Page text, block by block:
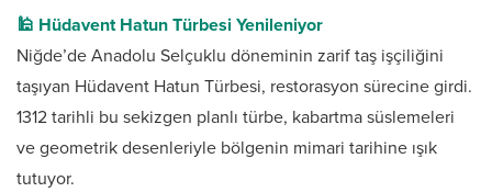
🕌 Hüdavent Hatun Türbesi Yenileniyor
Niğde’de Anadolu Selçuklu döneminin zarif taş işçiliğini
taşıyan Hüdavent Hatun Türbesi, restorasyon sürecine girdi.
1312 tarihli bu sekizgen planlı türbe, kabartma süslemeleri
ve geometrik desenleriyle bölgenin mimari tarihine ışık
tutuyor.